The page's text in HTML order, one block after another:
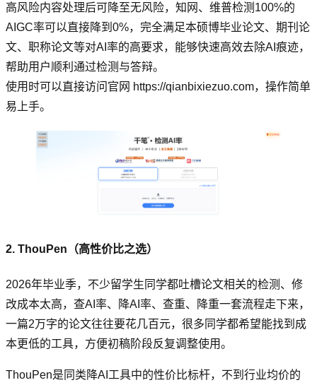
高风险内容处理后可降至无风险，知网、维普检测100%的
AIGC率可以直接降到0%，完全满足本硕博毕业论文、期刊论
文、职称论文等对AI率的高要求，能够快速高效去除AI痕迹，
帮助用户顺利通过检测与答辩。
使用时可以直接访问官网 https://qianbixiezuo.com，操作简单
易上手。
2. ThouPen（高性价比之选）
2026年毕业季，不少留学生同学都吐槽论文相关的检测、修
改成本太高，查AI率、降AI率、查重、降重一套流程走下来，
一篇2万字的论文往往要花几百元，很多同学都希望能找到成
本更低的工具，方便初稿阶段反复调整使用。
ThouPen是同类降AI工具中的性价比标杆，不到行业均价的